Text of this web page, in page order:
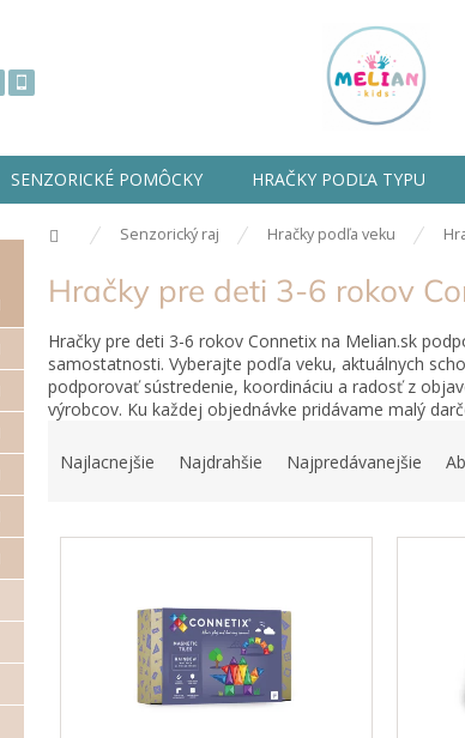
SENZORICKÉ POMÔCKY HRAČKY PODĽA TYPU
Domov Senzorický raj Hračky podľa veku
Hračky pre deti 3-6 rokov
Hračky pre deti 3-6 rokov Connetix na Melian.sk
samostatnosti. Vyberajte podľa veku, aktuálnych
podporovať sústredenie, koordináciu a radosť z
výrobcov. Ku každej objednávke pridávame malý
n
Najlacnejšie Najdrahšie Najpredávanejšie
V